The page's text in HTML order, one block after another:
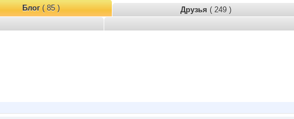
Блог( 85 ) Друзья ( 249 )